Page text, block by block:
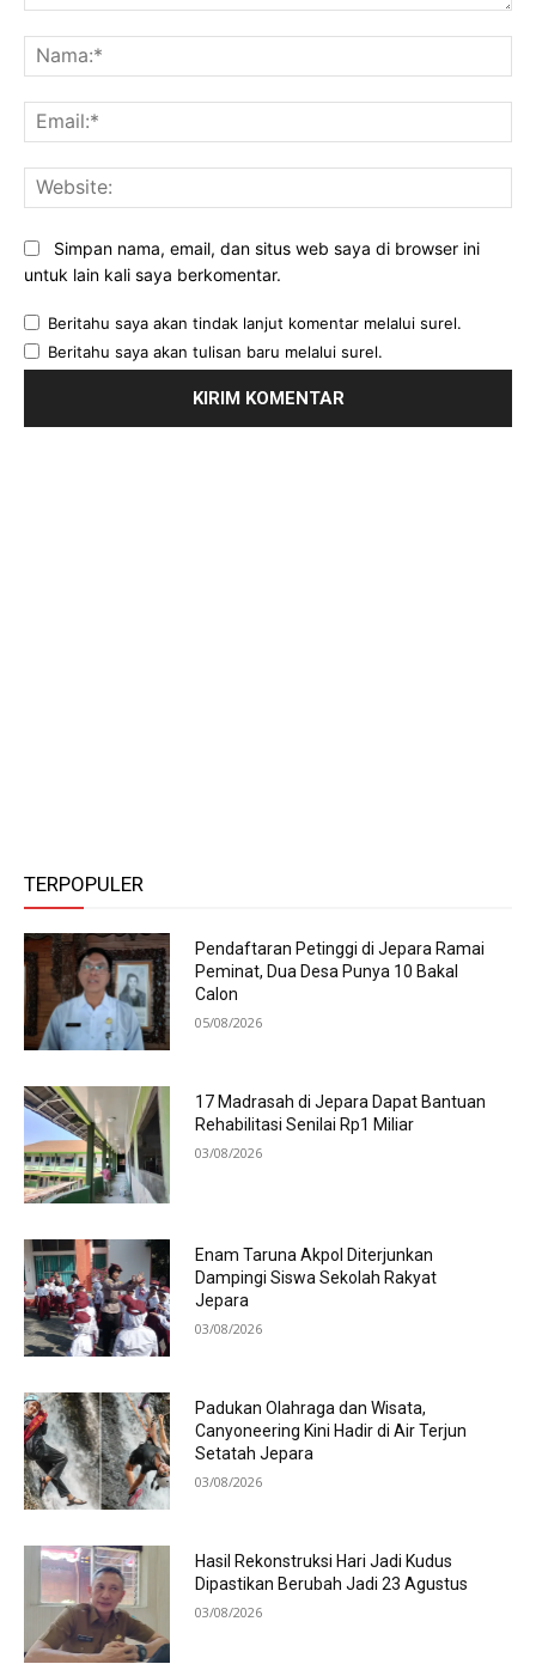
Simpan nama, email, dan situs web saya di browser ini
untuk lain kali saya berkomentar.
Beritahu saya akan tindak lanjut komentar melalui surel.
Beritahu saya akan tulisan baru melalui surel.
TERPOPULER
Pendaftaran Petinggi di Jepara Ramai
Peminat, Dua Desa Punya 10 Bakal
Calon
05/08/2026
17 Madrasah di Jepara Dapat Bantuan
Rehabilitasi Senilai Rp1 Miliar
03/08/2026
Enam Taruna Akpol Diterjunkan
Dampingi Siswa Sekolah Rakyat
Jepara
03/08/2026
Padukan Olahraga dan Wisata,
Canyoneering Kini Hadir di Air Terjun
Setatah Jepara
03/08/2026
Hasil Rekonstruksi Hari Jadi Kudus
Dipastikan Berubah Jadi 23 Agustus
03/08/2026